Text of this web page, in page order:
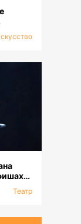
Театр